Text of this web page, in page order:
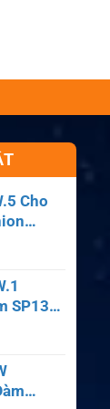
Cho
SP130,